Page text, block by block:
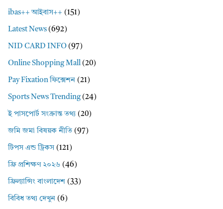
ibas++ আইবাস++ (151)
Latest News (692)
NID CARD INFO (97)
Online Shopping Mall (20)
Pay Fixation ফিক্সেশন (21)
Sports News Trending(24)
ই পাসপোর্ট সংক্রান্ত তথ্য (20)
জমি জমা বিষয়ক নীতি (97)
টিপস এন্ড ট্রিকস (121)
ফ্রি প্রশিক্ষণ ২০২৬ (46)
ফ্রিল্যান্সিং বাংলাদেশ (33)
বিবিধ তথ্য দেখুন (6)